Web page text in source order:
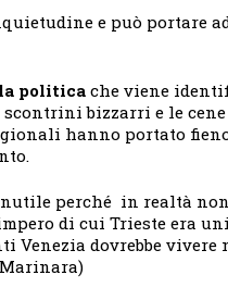
e può portare
politicache viene
bizzarri e le
hanno portato
perché in realtà
di cui Trieste era
Venezia dovrebbe vivere